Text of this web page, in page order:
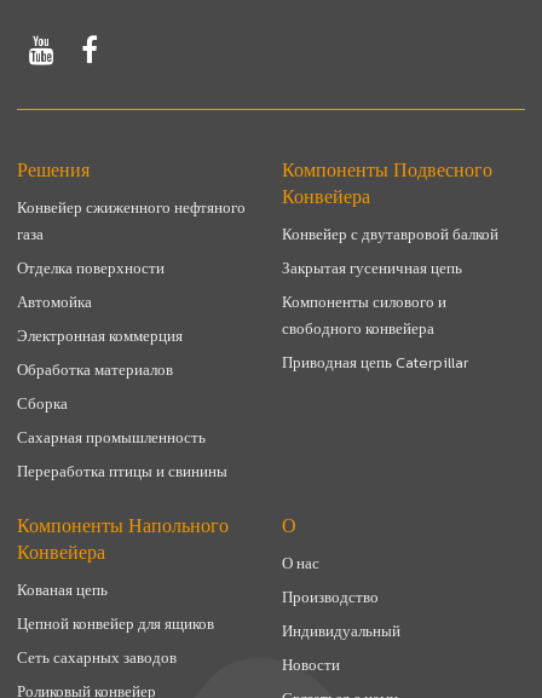
Решения
Конвейер сжиженного нефтяного
газа
Отделка поверхности
Автомойка
Электронная коммерция
Обработка материалов
Сборка
Сахарная промышленность
Переработка птицы и свинины
Компоненты Подвесного
Конвейера
Конвейер с двутавровой балкой
Закрытая гусеничная цепь
Компоненты силового и
свободного конвейера
Приводная цепь Caterpillar
Компоненты Напольного
Конвейера
Кованая цепь
Цепной конвейер для ящиков
Сеть сахарных заводов
Роликовый конвейер
О
О нас
Производство
Индивидуальный
Новости